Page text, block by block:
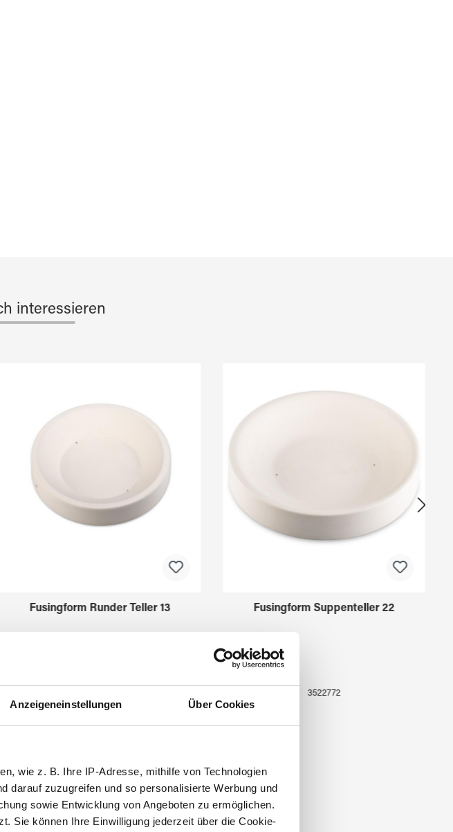
Anzeigeneinstellungen Über Cookies
wie z. B. Ihre IP-Adresse, mithilfe von Technologien
darauf zuzugreifen und so personalisierte Werbung und
sowie Entwicklung von Angeboten zu ermöglichen.
Sie können Ihre Einwilligung jederzeit über die Cookie-
interessieren
Fusingform Runder Teller 13 Fusingform Suppenteller 22
3522772